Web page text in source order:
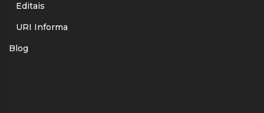
Editais
URI Informa
Blog